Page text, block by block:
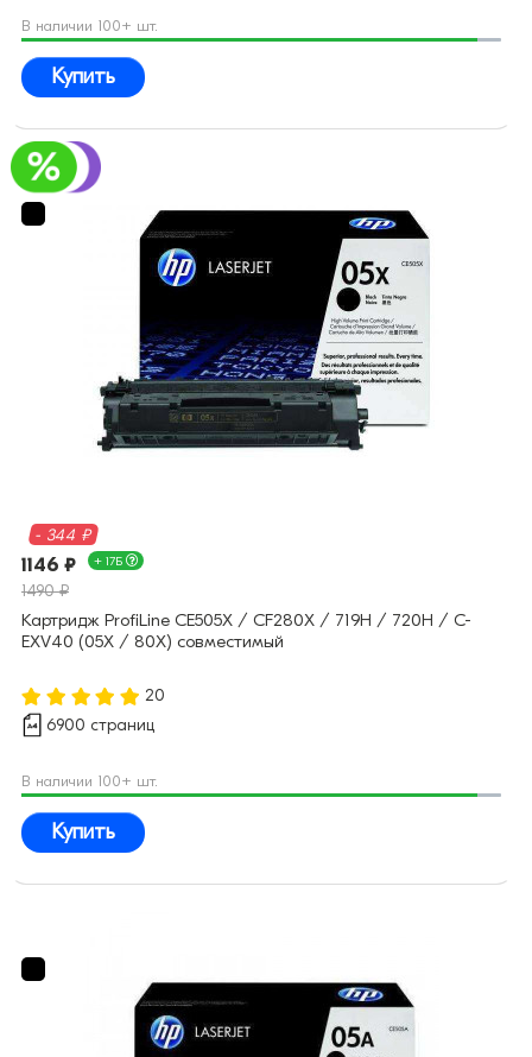
В наличии 100+ шт.
Купить
- 344 ₽
1146 ₽ + 17Б
1490 ₽
Картридж ProfiLine CE505X / CF280X / 719H / 720H / C-
EXV40 (05X / 80X) совместимый
20
6900 страниц
В наличии 100+ шт.
Купить